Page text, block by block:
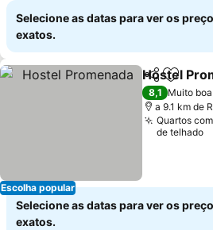
Selecione as datas para ver os
exatos.
Escolha popular
Partilhar
Hostel
8,1 Muito boa
a 9.1 km de
Quartos
de telhado
Selecione as datas para ver os
exatos.